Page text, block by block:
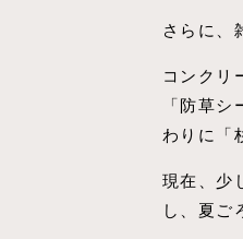
さらに、
コンクリ
「防草
わりに「
現在、少
し、夏ご